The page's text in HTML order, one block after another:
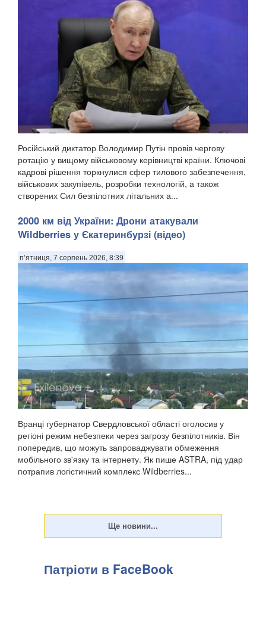
Російський диктатор Володимир Путін провів чергову
ротацію у вищому військовому керівництві країни. Ключові
кадрові рішення торкнулися сфер тилового забезпечення,
військових закупівель, розробки технологій, а також
створених Сил безпілотних літальних а...
2000 км від України: Дрони атакували
Wildberries у Єкатеринбурзі (відео)
п’ятниця, 7 серпень 2026, 8:39
Вранці губернатор Свердловської області оголосив у
регіоні режим небезпеки через загрозу безпілотників. Він
попередив, що можуть запроваджувати обмеження
мобільного зв'язку та інтернету. Як пише ASTRA, під удар
потрапив логістичний комплекс Wildberries...
Патріоти в FaceBook